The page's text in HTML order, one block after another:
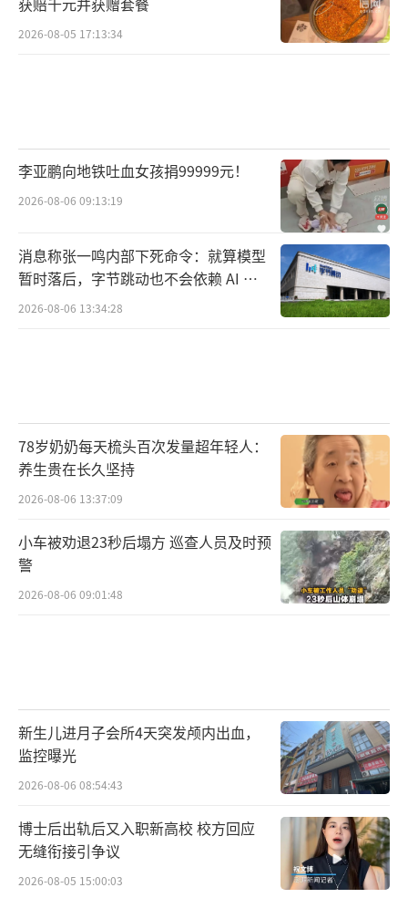
短期来看，宏胜饮料和娃哈哈做出的产能
优化、外包等改革动作会带来阵痛，包括业绩
饮料能否真正焕新，也取决于改革举措的落地
执行力和持续的产品与渠道创新能力。（责任编
2026-08-05 17:13:34
李亚鹏向地铁吐血女孩捐99999元！
2026-08-06 09:13:19
消息称张一鸣内部下死命令：就算模型
暂时落后，字节跳动也不会依赖 AI 蒸
馏技术
2026-08-06 13:34:28
78岁奶奶每天梳头百次发量超年轻人：
养生贵在长久坚持
2026-08-06 13:37:09
小车被劝退23秒后塌方 巡查人员及时预
警
2026-08-06 09:01:48
新生儿进月子会所4天突发颅内出血，
监控曝光
2026-08-06 08:54:43
博士后出轨后又入职新高校 校方回应
无缝衔接引争议
2026-08-05 15:00:03